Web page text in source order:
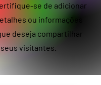
se de adicionar
ou informações
deseja compartilhar
visitantes.